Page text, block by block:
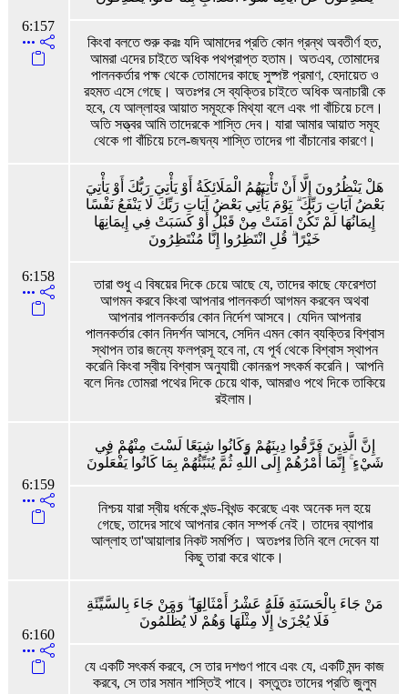
6:157
কিংবা বলতে শুরু করঃ যদি আমাদের প্রতি কোন গ্রন্থ অবতীর্ণ হত,
আমরা এদের চাইতে অধিক পথপ্রাপ্ত হতাম। অতএব, তোমাদের
পালনকর্তার পক্ষ থেকে তোমাদের কাছে সুষ্পষ্ট প্রমাণ, হেদায়েত ও
রহমত এসে গেছে। অতঃপর সে ব্যক্তির চাইতে অধিক অনাচারী কে
হবে, যে আল্লাহর আয়াত সমূহকে মিথ্যা বলে এবং গা বাঁচিয়ে চলে।
অতি সত্ত্বর আমি তাদেরকে শাস্তি দেব। যারা আমার আয়াত সমূহ
থেকে গা বাঁচিয়ে চলে-জঘন্য শাস্তি তাদের গা বাঁচানোর কারণে।
6:158
هَلْ يَنْظُرُونَ إِلَّا أَنْ تَأْتِيَهُمُ الْمَلَائِكَةُ أَوْ يَأْتِيَ رَبُّكَ أَوْ يَأْتِيَ
بَعْضُ آيَاتِ رَبِّكَ ۗ يَوْمَ يَأْتِي بَعْضُ آيَاتِ رَبِّكَ لَا يَنْفَعُ نَفْسًا
إِيمَانُهَا لَمْ تَكُنْ آمَنَتْ مِنْ قَبْلُ أَوْ كَسَبَتْ فِي إِيمَانِهَا
خَيْرًا ۗ قُلِ انْتَظِرُوا إِنَّا مُنْتَظِرُونَ
তারা শুধু এ বিষয়ের দিকে চেয়ে আছে যে, তাদের কাছে ফেরেশতা
আগমন করবে কিংবা আপনার পালনকর্তা আগমন করবেন অথবা
আপনার পালনকর্তার কোন নির্দেশ আসবে। যেদিন আপনার
পালনকর্তার কোন নিদর্শন আসবে, সেদিন এমন কোন ব্যক্তির বিশ্বাস
স্থাপন তার জন্যে ফলপ্রসূ হবে না, যে পূর্ব থেকে বিশ্বাস স্থাপন
করেনি কিংবা স্বীয় বিশ্বাস অনুযায়ী কোনরূপ সৎকর্ম করেনি। আপনি
বলে দিনঃ তোমরা পথের দিকে চেয়ে থাক, আমরাও পথে দিকে তাকিয়ে
রইলাম।
6:159
إِنَّ الَّذِينَ فَرَّقُوا دِينَهُمْ وَكَانُوا شِيَعًا لَسْتَ مِنْهُمْ فِي
شَيْءٍ ۚ إِنَّمَا أَمْرُهُمْ إِلَى اللَّهِ ثُمَّ يُنَبِّئُهُمْ بِمَا كَانُوا يَفْعَلُونَ
নিশ্চয় যারা স্বীয় ধর্মকে খন্ড-বিখন্ড করেছে এবং অনেক দল হয়ে
গেছে, তাদের সাথে আপনার কোন সম্পর্ক নেই। তাদের ব্যাপার
আল্লাহ তা'আয়ালার নিকট সমর্পিত। অতঃপর তিনি বলে দেবেন যা
কিছু তারা করে থাকে।
6:160
مَنْ جَاءَ بِالْحَسَنَةِ فَلَهُ عَشْرُ أَمْثَالِهَا ۖ وَمَنْ جَاءَ بِالسَّيِّئَةِ
فَلَا يُجْزَىٰ إِلَّا مِثْلَهَا وَهُمْ لَا يُظْلَمُونَ
যে একটি সৎকর্ম করবে, সে তার দশগুণ পাবে এবং যে, একটি মন্দ কাজ
করবে, সে তার সমান শাস্তিই পাবে। বস্তুতঃ তাদের প্রতি জুলুম